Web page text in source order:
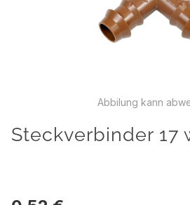
Abbilung kann
Steckverbinder 17